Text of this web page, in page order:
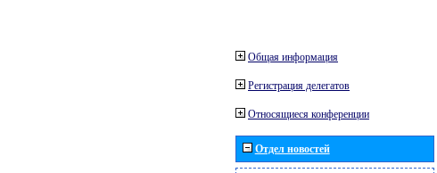
Общая информация
Регистрация делегатов
Относящиеся конференции
Отдел новостей